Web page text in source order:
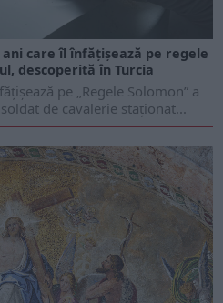
care îl înfățișează pe regele
descoperită în Turcia
pe „Regele Solomon” a
de cavalerie staționat...